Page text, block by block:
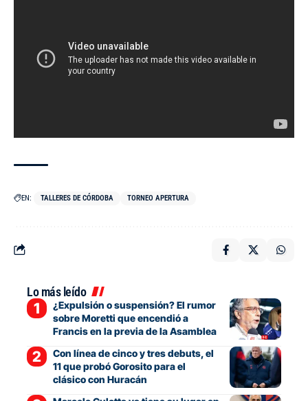
EN: TALLERES DE CÓRDOBA TORNEO APERTURA
Lo más leído
¿Expulsión o suspensión? El rumor
sobre Moretti que encendió a
Francis en la previa de la Asamblea
Con línea de cinco y tres debuts, el
11 que probó Gorosito para el
clásico con Huracán